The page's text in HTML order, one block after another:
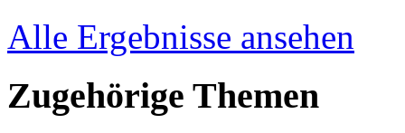
Alle Ergebnisse ansehen
Zugehörige Themen